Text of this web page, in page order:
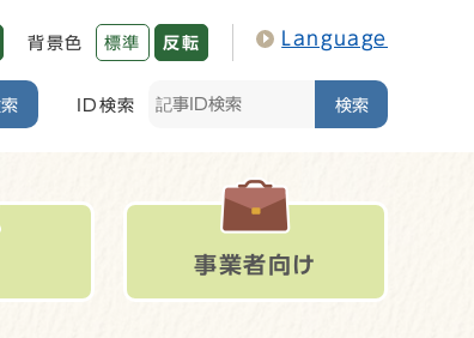
背景色 標準 反転 Language
ID検索 検索
事業者向け